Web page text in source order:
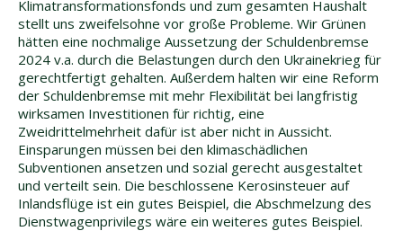
Klimatransformationsfonds und zum gesamten Haushalt
stellt uns zweifelsohne vor große Probleme. Wir Grünen
hätten eine nochmalige Aussetzung der Schuldenbremse
2024 v.a. durch die Belastungen durch den Ukrainekrieg für
gerechtfertigt gehalten. Außerdem halten wir eine Reform
der Schuldenbremse mit mehr Flexibilität bei langfristig
wirksamen Investitionen für richtig, eine
Zweidrittelmehrheit dafür ist aber nicht in Aussicht.
Einsparungen müssen bei den klimaschädlichen
Subventionen ansetzen und sozial gerecht ausgestaltet
und verteilt sein. Die beschlossene Kerosinsteuer auf
Inlandsflüge ist ein gutes Beispiel, die Abschmelzung des
Dienstwagenprivilegs wäre ein weiteres gutes Beispiel.